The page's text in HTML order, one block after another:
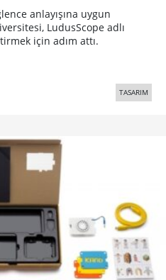
anlayışına uygun
LudusScope adlı
için adım attı.
TASARIM